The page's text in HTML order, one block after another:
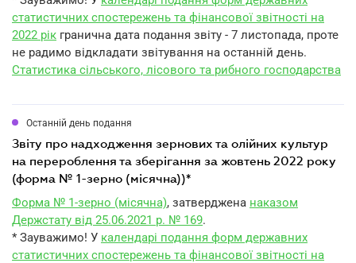
статистичних спостережень та фінансової звітності на
2022 рік гранична дата подання звіту - 7 листопада, проте
не радимо відкладати звітування на останній день.
Статистика сільського, лісового та рибного господарства
Останній день подання
звіту про надходження зернових та олійних культур
на перероблення та зберігання за жовтень 2022 року
(форма № 1-зерно (місячна))*
Форма № 1-зерно (місячна), затверджена наказом
Держстату від 25.06.2021 р. № 169.
* Зауважимо! У календарі подання форм державних
статистичних спостережень та фінансової звітності на